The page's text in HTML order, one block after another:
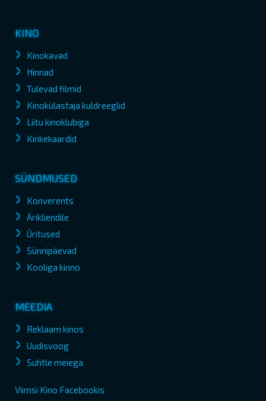
KINO
Kinokavad
Hinnad
Tulevad filmid
Kinokülastaja kuldreeglid
Liitu kinoklubiga
Kinkekaardid
SÜNDMUSED
Konverents
Ärikliendile
Üritused
Sünnipäevad
Kooliga kinno
MEEDIA
Reklaam kinos
Uudisvoog
Suhtle meiega
Viimsi Kino Facebookis